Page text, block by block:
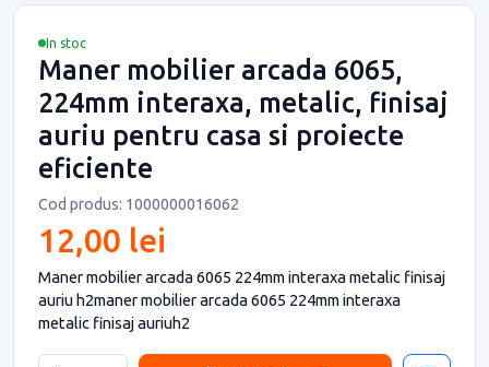
In stoc
Maner mobilier arcada 6065,
224mm interaxa, metalic, finisaj
auriu pentru casa si proiecte
eficiente
Cod produs: 1000000016062
12,00 lei
Maner mobilier arcada 6065 224mm interaxa metalic finisaj
auriu h2maner mobilier arcada 6065 224mm interaxa
metalic finisaj auriuh2